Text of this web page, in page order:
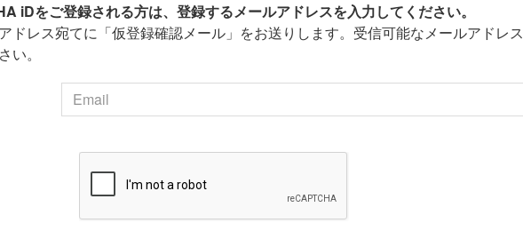
iDをご登録される方は、登録するメールアドレスを入力してください。
ドレス宛てに「仮登録確認メール」をお送りします。受信可能なメールアドレス
い。